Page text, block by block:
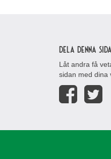
Dela denna sida
Låt andra få
sidan med dina